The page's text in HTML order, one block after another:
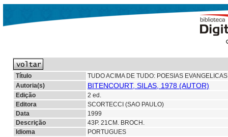
Título
TUDO ACIMA DE TUDO: POESIAS EVANGELICAS
Autoria(s)
BITENCOURT, SILAS, 1978 (AUTOR)
Edição
2 ed.
Editora
SCORTECCI (SAO PAULO)
Data
1999
Descrição
43P. 21CM. BROCH.
Idioma
PORTUGUES